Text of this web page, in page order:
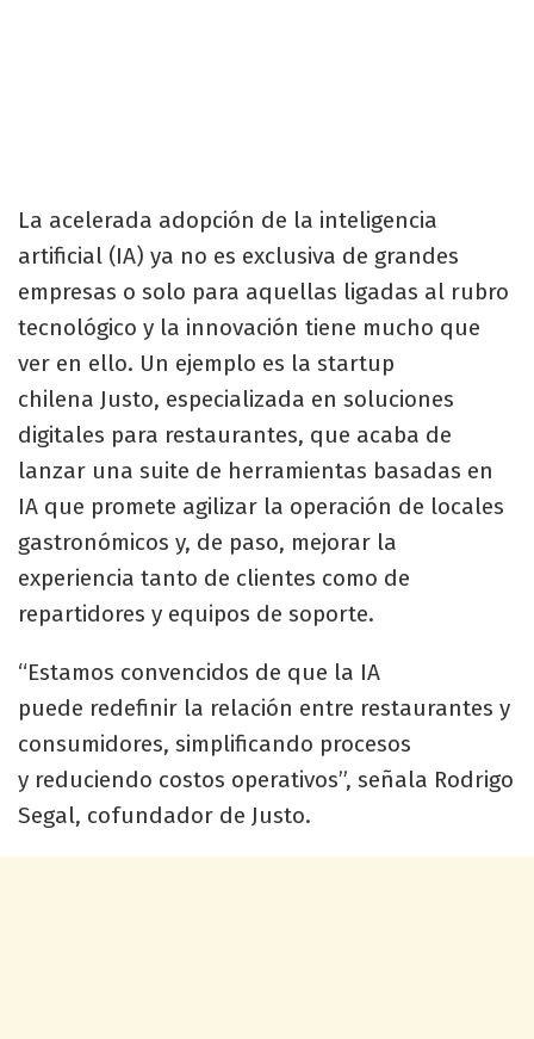
La acelerada adopción de la inteligencia
artificial (IA) ya no es exclusiva de grandes
empresas o solo para aquellas ligadas al rubro
tecnológico y la innovación tiene mucho que
ver en ello. Un ejemplo es la startup
chilena Justo, especializada en soluciones
digitales para restaurantes, que acaba de
lanzar una suite de herramientas basadas en
IA que promete agilizar la operación de locales
gastronómicos y, de paso, mejorar la
experiencia tanto de clientes como de
repartidores y equipos de soporte.
“Estamos convencidos de que la IA
puede redefinir la relación entre restaurantes y
consumidores, simplificando procesos
y reduciendo costos operativos”, señala Rodrigo
Segal, cofundador de Justo.